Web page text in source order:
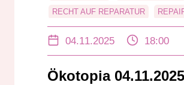
RECHT AUF REPARATUR
04.11.2025 18:00
Ökotopia